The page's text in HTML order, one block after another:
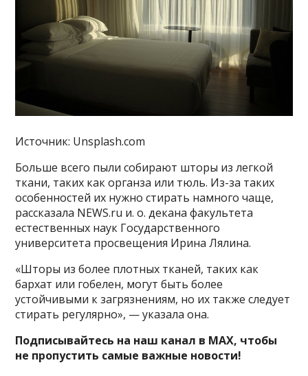
Источник: Unsplash.com
Больше всего пыли собирают шторы из легкой
ткани, таких как органза или тюль. Из-за таких
особенностей их нужно стирать намного чаще,
рассказала NEWS.ru и. о. декана факультета
естественных наук Государственного
университета просвещения Ирина Лялина.
«Шторы из более плотных тканей, таких как
бархат или гобелен, могут быть более
устойчивыми к загрязнениям, но их также следует
стирать регулярно», — указала она.
Подписывайтесь на наш канал в MAX, чтобы
не пропустить самые важные новости!